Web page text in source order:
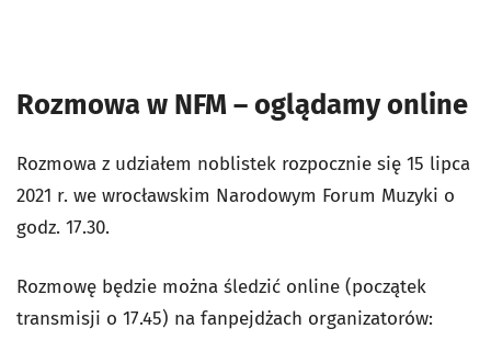
Rozmowa w NFM – oglądamy online
Rozmowa z udziałem noblistek rozpocznie się 15 lipca
2021 r. we wrocławskim Narodowym Forum Muzyki o
godz. 17.30.
Rozmowę będzie można śledzić online (początek
transmisji o 17.45) na fanpejdżach organizatorów: